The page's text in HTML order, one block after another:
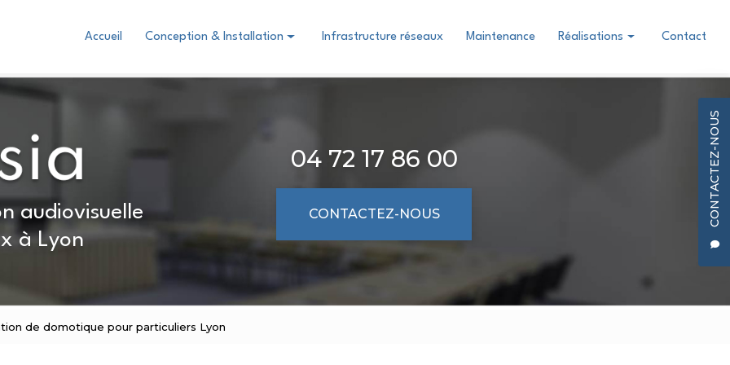
CONTACTEZ-NOUS
Accueil Conception & Installation Infrastructure réseaux Maintenance Réalisations Contact
audiovisuelle
à Lyon
04 72 17 86 00
CONTACTEZ-NOUS
de domotique pour particuliers Lyon